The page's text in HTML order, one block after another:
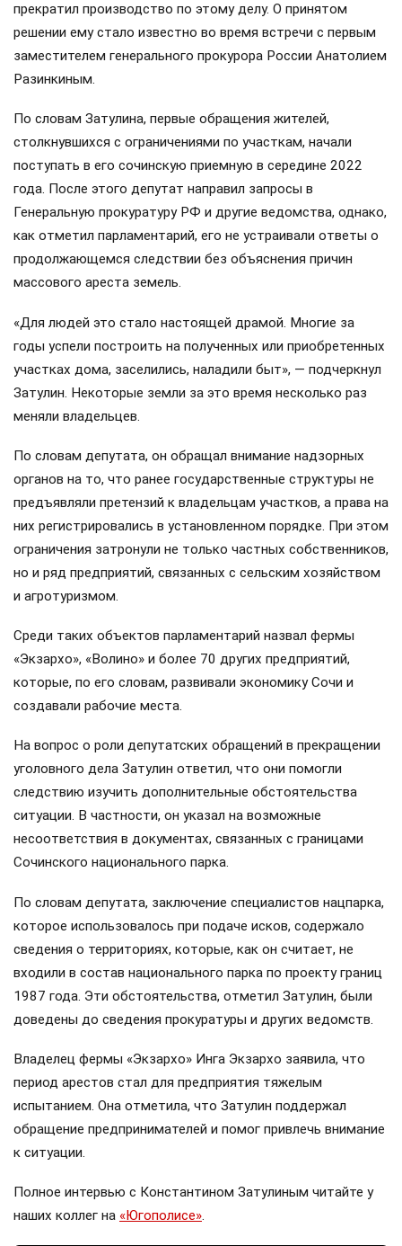
прекратил производство по этому делу. О принятом
решении ему стало известно во время встречи с первым
заместителем генерального прокурора России Анатолием
Разинкиным.
По словам Затулина, первые обращения жителей,
столкнувшихся с ограничениями по участкам, начали
поступать в его сочинскую приемную в середине 2022
года. После этого депутат направил запросы в
Генеральную прокуратуру РФ и другие ведомства, однако,
как отметил парламентарий, его не устраивали ответы о
продолжающемся следствии без объяснения причин
массового ареста земель.
«Для людей это стало настоящей драмой. Многие за
годы успели построить на полученных или приобретенных
участках дома, заселились, наладили быт», — подчеркнул
Затулин. Некоторые земли за это время несколько раз
меняли владельцев.
По словам депутата, он обращал внимание надзорных
органов на то, что ранее государственные структуры не
предъявляли претензий к владельцам участков, а права на
них регистрировались в установленном порядке. При этом
ограничения затронули не только частных собственников,
но и ряд предприятий, связанных с сельским хозяйством
и агротуризмом.
Среди таких объектов парламентарий назвал фермы
«Экзархо», «Волино» и более 70 других предприятий,
которые, по его словам, развивали экономику Сочи и
создавали рабочие места.
На вопрос о роли депутатских обращений в прекращении
уголовного дела Затулин ответил, что они помогли
следствию изучить дополнительные обстоятельства
ситуации. В частности, он указал на возможные
несоответствия в документах, связанных с границами
Сочинского национального парка.
По словам депутата, заключение специалистов нацпарка,
которое использовалось при подаче исков, содержало
сведения о территориях, которые, как он считает, не
входили в состав национального парка по проекту границ
1987 года. Эти обстоятельства, отметил Затулин, были
доведены до сведения прокуратуры и других ведомств.
Владелец фермы «Экзархо» Инга Экзархо заявила, что
период арестов стал для предприятия тяжелым
испытанием. Она отметила, что Затулин поддержал
обращение предпринимателей и помог привлечь внимание
к ситуации.
Полное интервью с Константином Затулиным читайте у
наших коллег на «Югополисе».